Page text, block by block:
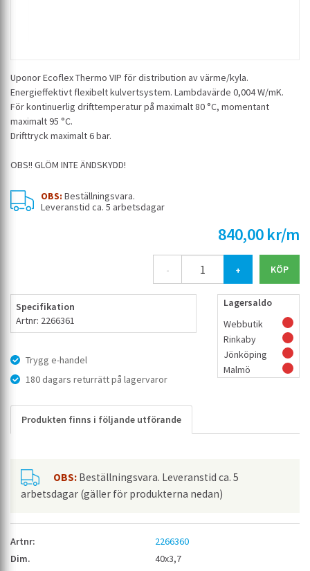
Uponor Ecoflex Thermo VIP för distribution av värme/kyla.
Energieffektivt flexibelt kulvertsystem. Lambdavärde 0,004 W/mK.
För kontinuerlig drifttemperatur på maximalt 80 °C, momentant
maximalt 95 °C.
Drifttryck maximalt 6 bar.
OBS!! GLÖM INTE ÄNDSKYDD!
OBS: Beställningsvara.
Leveranstid ca. 5 arbetsdagar
840,00 kr/m
- +
Specifikation
Artnr: 2266361
Trygg e-handel
180 dagars returrätt på lagervaror
Lagersaldo
Webbutik
Rinkaby
Jönköping
Malmö
Produkten finns i följande utförande
OBS: Beställningsvara. Leveranstid ca. 5
arbetsdagar (gäller för produkterna nedan)
2266360
40x3,7